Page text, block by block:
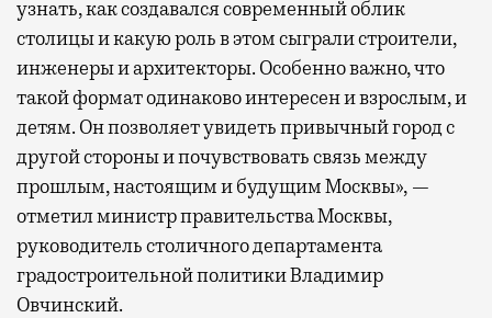
узнать, как создавался современный облик
столицы и какую роль в этом сыграли строители,
инженеры и архитекторы. Особенно важно, что
такой формат одинаково интересен и взрослым, и
детям. Он позволяет увидеть привычный город с
другой стороны и почувствовать связь между
прошлым, настоящим и будущим Москвы», —
отметил министр правительства Москвы,
руководитель столичного департамента
градостроительной политики Владимир
Овчинский.